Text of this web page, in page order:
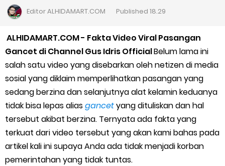
Cara Daftar Goshop agar Cepat Diterima
Apa itu Grab Saap? Layanan Antri Online Terbaru Dari Grab
Cara Ping DNS Server Gojek Gopartner
Cara Mudah Melihat Nomor Shopeepay Sendiri dan Orang Lain
7 Cara Mudah Top Up Grab untuk Driver
5 Versi Map Paling Gacor Untuk Ojek Online
EditorALHIDAMART.COM Published 18.29
ALHIDAMART.COM - Fakta Video Viral Pasangan
Gancet di Channel Gus Idris OfficialBelum lama ini
salah satu video yang disebarkan oleh netizen di media
sosial yang diklaim memperlihatkan pasangan yang
sedang berzina dan selanjutnya alat kelamin keduanya
tidak bisa lepas aliasgancetyang dituliskan dan hal
tersebut akibat berzina. Ternyata ada fakta yang
terkuat dari video tersebut yang akan kami bahas pada
artikel kali ini supaya Anda ada tidak menjadi korban
pemerintahan yang tidak tuntas.